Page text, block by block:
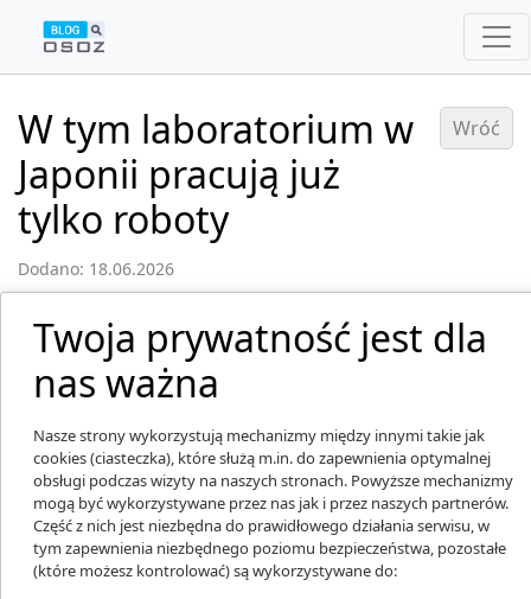
W tym laboratorium w
Japonii pracują już
tylko roboty
Dodano: 18.06.2026
Wróć
Twoja prywatność jest dla
nas ważna
Nasze strony wykorzystują mechanizmy między innymi takie jak
cookies (ciasteczka), które służą m.in. do zapewnienia optymalnej
obsługi podczas wizyty na naszych stronach. Powyższe mechanizmy
mogą być wykorzystywane przez nas jak i przez naszych partnerów.
Część z nich jest niezbędna do prawidłowego działania serwisu, w
tym zapewnienia niezbędnego poziomu bezpieczeństwa, pozostałe
(które możesz kontrolować) są wykorzystywane do: